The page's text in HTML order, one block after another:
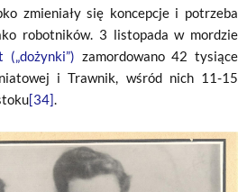
zmieniały się koncepcje i potrzeba
robotników. 3 listopada w mordzie
zamordowano 42 tysiące
i Trawnik, wśród nich 11-15
[34]